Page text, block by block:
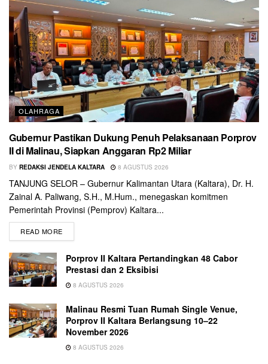
OLAHRAGA
Gubernur Pastikan Dukung Penuh Pelaksanaan Porprov
II di Malinau, Siapkan Anggaran Rp2 Miliar
BY REDAKSI JENDELA KALTARA 8 AGUSTUS 2026
TANJUNG SELOR – Gubernur Kalimantan Utara (Kaltara), Dr. H.
Zainal A. Paliwang, S.H., M.Hum., menegaskan komitmen
Pemerintah Provinsi (Pemprov) Kaltara...
READ MORE
Porprov II Kaltara Pertandingkan 48 Cabor
Prestasi dan 2 Eksibisi
8 AGUSTUS 2026
Malinau Resmi Tuan Rumah Single Venue,
Porprov II Kaltara Berlangsung 10–22
November 2026
8 AGUSTUS 2026